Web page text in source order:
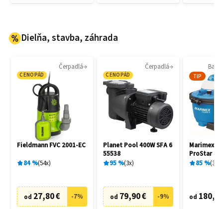
Dielňa, stavba, záhrada
Čerpadlá
CENOPÁD
Fieldmann FVC 2001-EC
84% 54x
od 27,80 € -7%
Čerpadlá
CENOPÁD
Planet Pool 400W SFA 6
55538
95% 3x
od 79,90 € -9%
TIP
Marimex
ProStar 6
filtrácia
85% 30
od